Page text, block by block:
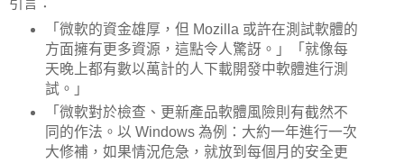
引言：
「微軟的資金雄厚，但 Mozilla 或許在測試軟體的
方面擁有更多資源，這點令人驚訝。」「就像每
天晚上都有數以萬計的人下載開發中軟體進行測
試。」
「微軟對於檢查、更新產品軟體風險則有截然不
同的作法。以 Windows 為例：大約一年進行一次
大修補，如果情況危急，就放到每個月的安全更